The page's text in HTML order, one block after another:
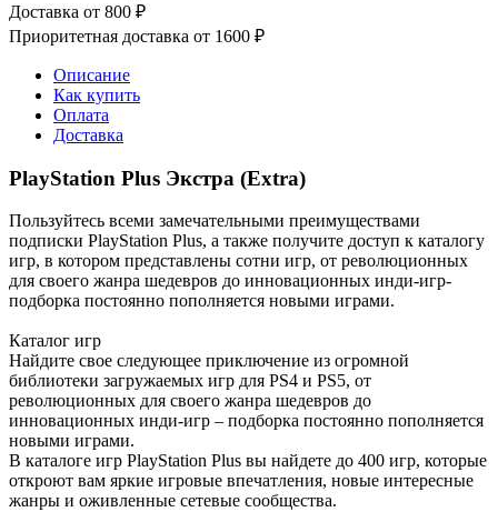
Доставка от 800 ₽
Приоритетная доставка от 1600 ₽
Описание
Как купить
Оплата
Доставка
PlayStation Plus Экстра (Extra)
Пользуйтесь всеми замечательными преимуществами
подписки PlayStation Plus, а также получите доступ к каталогу
игр, в котором представлены сотни игр, от революционных
для своего жанра шедевров до инновационных инди-игр-
подборка постоянно пополняется новыми играми.
Каталог игр
Найдите свое следующее приключение из огромной
библиотеки загружаемых игр для PS4 и PS5, от
революционных для своего жанра шедевров до
инновационных инди-игр – подборка постоянно пополняется
новыми играми.
В каталоге игр PlayStation Plus вы найдете до 400 игр, которые
откроют вам яркие игровые впечатления, новые интересные
жанры и оживленные сетевые сообщества.‎